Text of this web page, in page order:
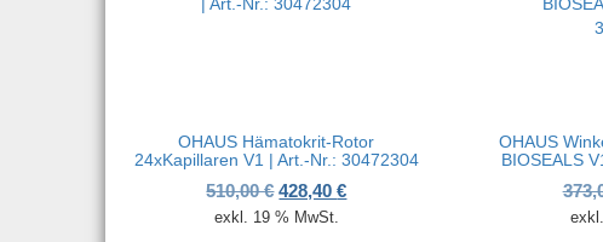
OHAUS Hämatokrit-Rotor
24xKapillaren V1 | Art.-Nr.: 30472304
510,00€ Ursprünglicher Preis war: 510,00 €
428,40€Aktueller Preis ist: 428,40 €.
exkl. 19 % MwSt.
OHAUS
BIOSEALS